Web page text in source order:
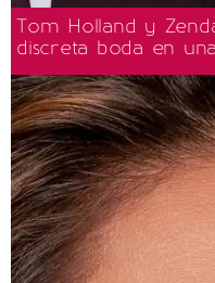
Tom Holland y
discreta boda en